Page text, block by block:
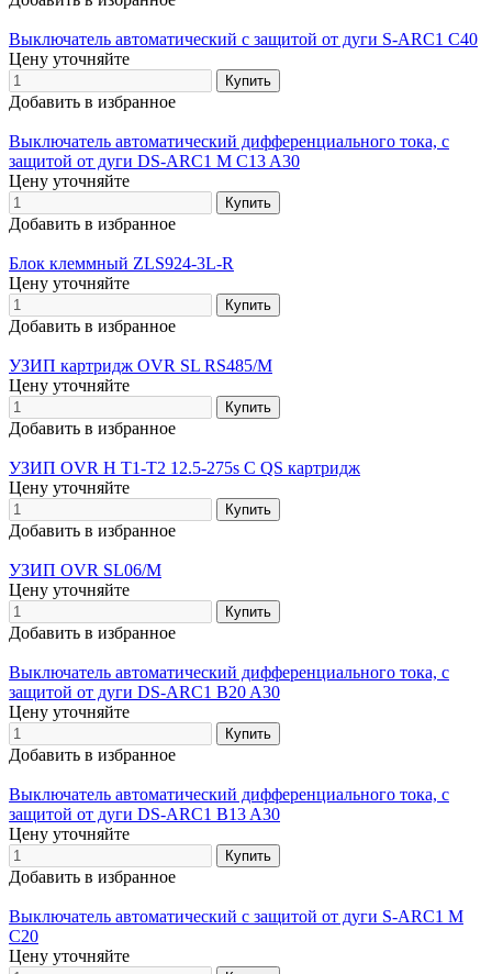
Выключатель автоматический с защитой от дуги S-ARC1 C40
Цену уточняйте
Добавить в избранное
Выключатель автоматический дифференциального тока, с
защитой от дуги DS-ARC1 M C13 A30
Цену уточняйте
Добавить в избранное
Блок клеммный ZLS924-3L-R
Цену уточняйте
Добавить в избранное
УЗИП картридж OVR SL RS485/M
Цену уточняйте
Добавить в избранное
УЗИП OVR H T1-T2 12.5-275s C QS картридж
Цену уточняйте
Добавить в избранное
УЗИП OVR SL06/M
Цену уточняйте
Добавить в избранное
Выключатель автоматический дифференциального тока, с
защитой от дуги DS-ARC1 B20 A30
Цену уточняйте
Добавить в избранное
Выключатель автоматический дифференциального тока, с
защитой от дуги DS-ARC1 B13 A30
Цену уточняйте
Добавить в избранное
Выключатель автоматический с защитой от дуги S-ARC1 M
C20
Цену уточняйте